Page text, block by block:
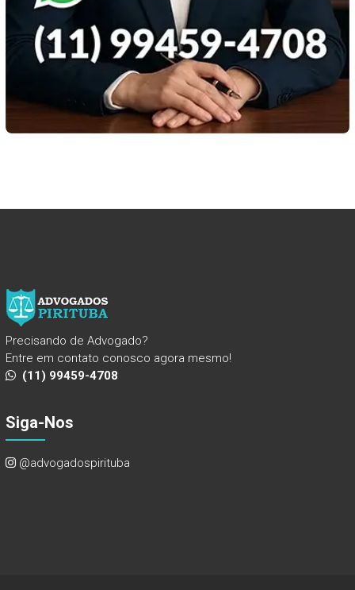
Precisando de Advogado?
Entre em contato conosco agora mesmo!
(11) 99459-4708
Siga-Nos
@advogadospirituba